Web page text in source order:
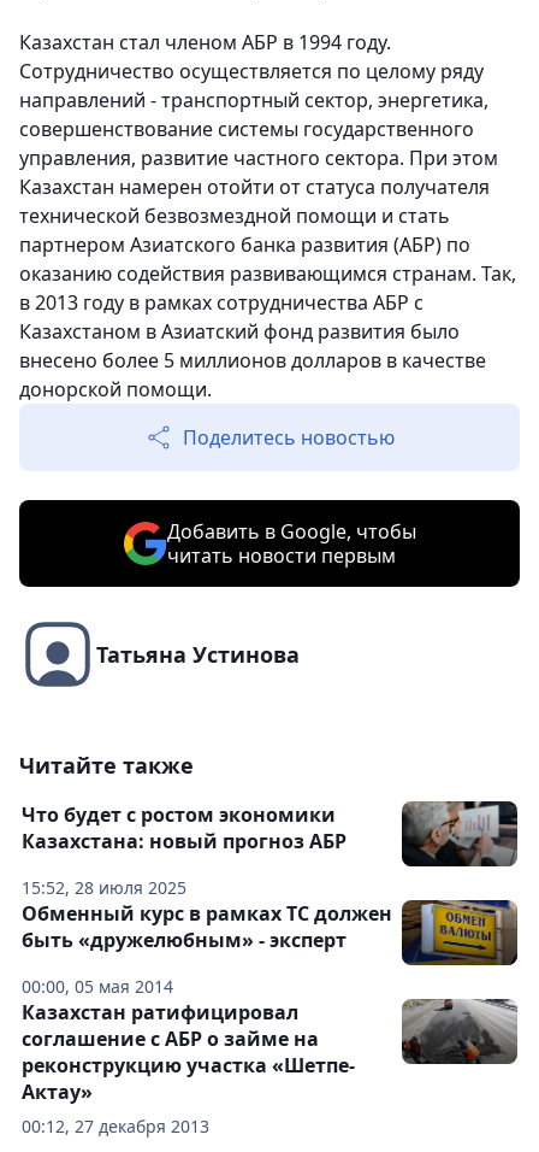
Казахстан стал членом АБР в 1994 году.
Сотрудничество осуществляется по целому ряду
направлений - транспортный сектор, энергетика,
совершенствование системы государственного
управления, развитие частного сектора. При этом
Казахстан намерен отойти от статуса получателя
технической безвозмездной помощи и стать
партнером Азиатского банка развития (АБР) по
оказанию содействия развивающимся странам. Так,
в 2013 году в рамках сотрудничества АБР с
Казахстаном в Азиатский фонд развития было
внесено более 5 миллионов долларов в качестве
донорской помощи.
Поделитесь новостью
Добавить в Google, чтобы
читать новости первым
Татьяна Устинова
Читайте также
15:52, 28 июля 2025
Что будет с ростом экономики
Казахстана: новый прогноз АБР
00:00, 05 мая 2014
Обменный курс в рамках ТС должен
быть «дружелюбным» - эксперт
00:12, 27 декабря 2013
Казахстан ратифицировал
соглашение с АБР о займе на
реконструкцию участка «Шетпе-
Актау»